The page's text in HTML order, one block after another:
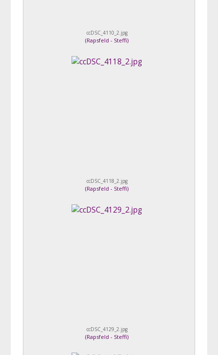
ccDSC_4110_2.jpg
(Rapsfeld - Steffi)
ccDSC_4118_2.jpg
(Rapsfeld - Steffi)
ccDSC_4129_2.jpg
(Rapsfeld - Steffi)